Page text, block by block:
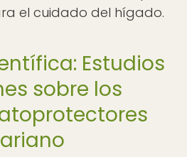
el cuidado del hígado.
Estudios
sobre los